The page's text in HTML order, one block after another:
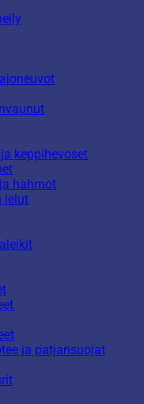
keppihevoset
hahmot
lelut
ja patjansuojat